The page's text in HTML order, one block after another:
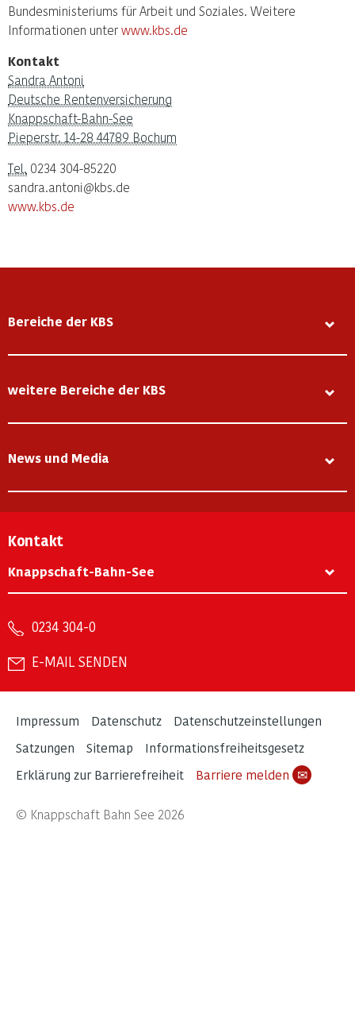
Bundesministeriums für Arbeit und Soziales. Weitere
Informationen unter www.kbs.de
Kontakt
Sandra Antoni
Deutsche Rentenversicherung
Knappschaft-Bahn-See
Pieperstr. 14-28 44789 Bochum
Tel. 0234 304-85220
sandra.antoni@kbs.de
www.kbs.de
Bereiche der KBS
weitere Bereiche der KBS
News und Media
Kontakt
Knappschaft-Bahn-See
0234 304-0
E-MAIL SENDEN
Impressum Datenschutz
Datenschutzeinstellungen
Satzungen
Sitemap
Informationsfreiheitsgesetz
Erklärung zur Barrierefreiheit
Barriere melden ✉
© Knappschaft Bahn See 2026